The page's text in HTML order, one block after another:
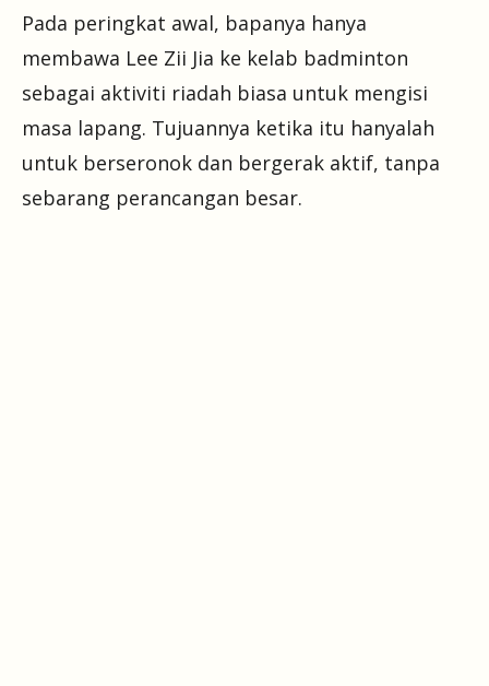
Pada peringkat awal, bapanya hanya
membawa Lee Zii Jia ke kelab badminton
sebagai aktiviti riadah biasa untuk mengisi
masa lapang. Tujuannya ketika itu hanyalah
untuk berseronok dan bergerak aktif, tanpa
sebarang perancangan besar.